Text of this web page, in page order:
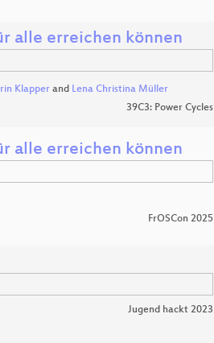
alle erreichen können
Klapperand Lena Christina Müller
39C3: Power Cycles
alle erreichen können
FrOSCon 2025
Jugend hackt 2023